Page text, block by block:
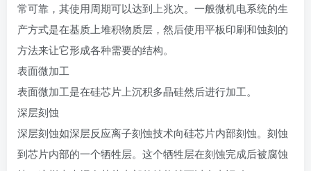
常可靠，其使用周期可以达到上兆次。一般微机电系统的生
产方式是在基质上堆积物质层，然后使用平板印刷和蚀刻的
方法来让它形成各种需要的结构。
表面微加工
表面微加工是在硅芯片上沉积多晶硅然后进行加工。
深层刻蚀
深层刻蚀如深层反应离子刻蚀技术向硅芯片内部刻蚀。刻蚀
到芯片内部的一个牺牲层。这个牺牲层在刻蚀完成后被腐蚀